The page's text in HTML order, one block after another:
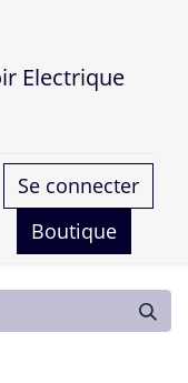
Electrique
Se connecter
Boutique